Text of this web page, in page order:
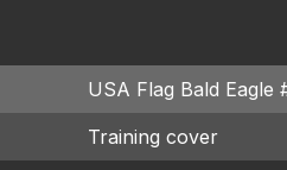
USA Flag Bald Eagle
Training cover